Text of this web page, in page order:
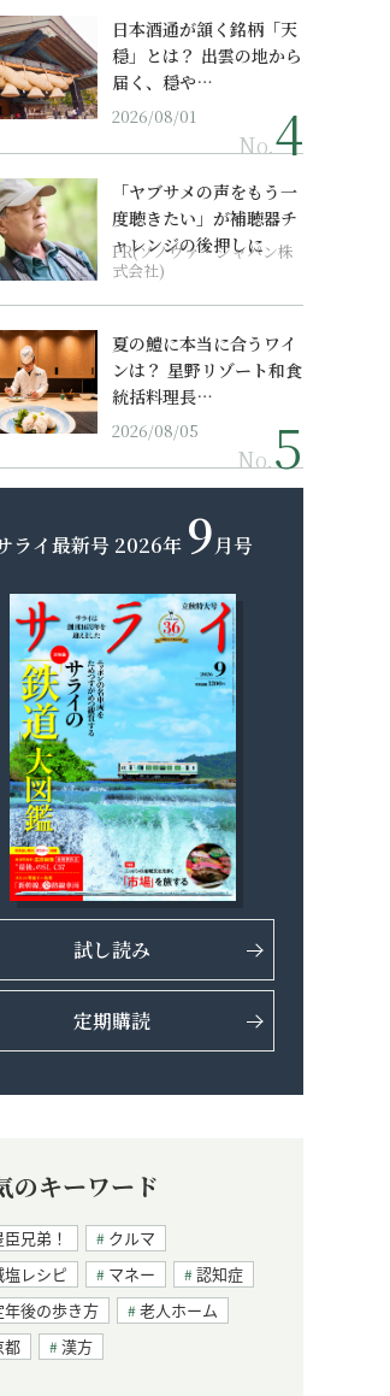
日本酒通が頷く銘柄「天
穏」とは？ 出雲の地から
届く、穏や…
2026/08/01
No.
「ヤブサメの声をもう一
度聴きたい」が補聴器チ
ャレンジの後押しに
PR(ソノヴァ・ジャパン株
式会社)
夏の鱧に本当に合うワイ
ンは？ 星野リゾート和食
統括料理長…
2026/08/05
No.
ライ最新号 2026年 9月号
試し読み
定期購読
のキーワード
臣兄弟！
クルマ
塩レシピ
マネー
認知症
年後の歩き方
老人ホーム
都
漢方